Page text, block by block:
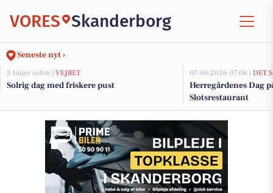
VORES Skanderborg
Seneste nyt ›
3 timer siden | VEJRET
Solrig dag med friskere pust
07-08-2026 07:06 | DET
Herregårdenes Dag
Slotsrestaurant